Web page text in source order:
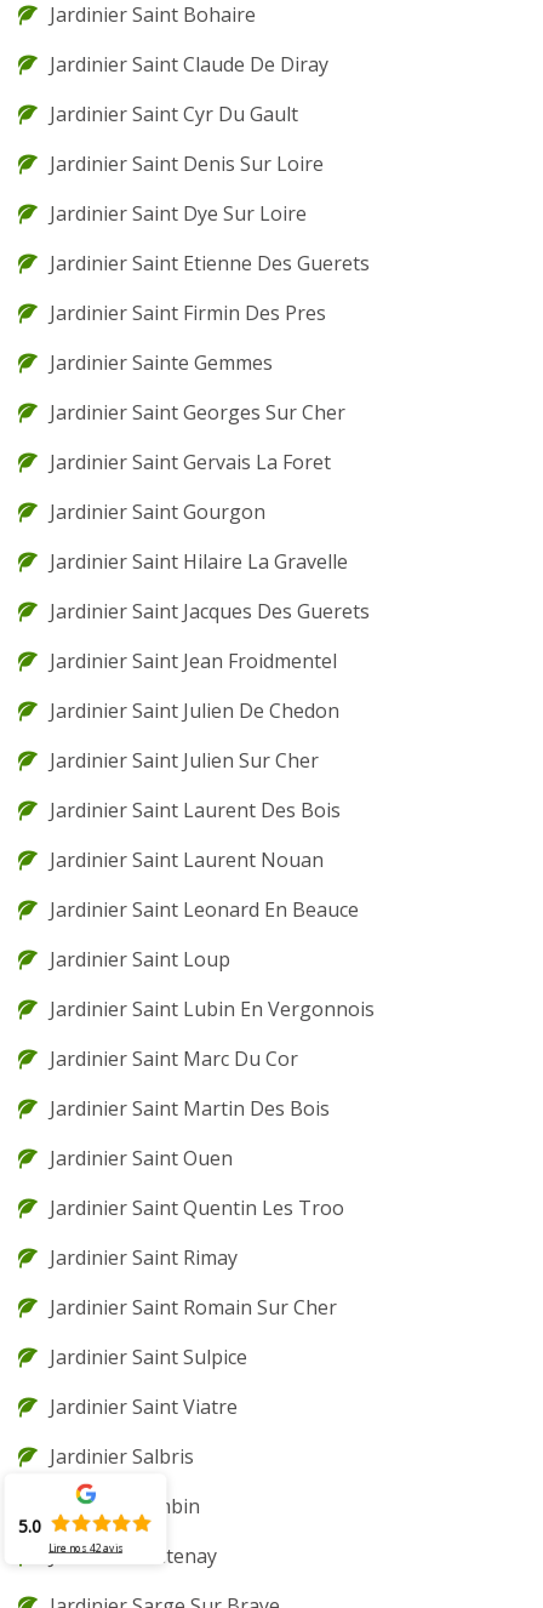
Jardinier Saint Bohaire
Jardinier Saint Claude De Diray
Jardinier Saint Cyr Du Gault
Jardinier Saint Denis Sur Loire
Jardinier Saint Dye Sur Loire
Jardinier Saint Etienne Des Guerets
Jardinier Saint Firmin Des Pres
Jardinier Sainte Gemmes
Jardinier Saint Georges Sur Cher
Jardinier Saint Gervais La Foret
Jardinier Saint Gourgon
Jardinier Saint Hilaire La Gravelle
Jardinier Saint Jacques Des Guerets
Jardinier Saint Jean Froidmentel
Jardinier Saint Julien De Chedon
Jardinier Saint Julien Sur Cher
Jardinier Saint Laurent Des Bois
Jardinier Saint Laurent Nouan
Jardinier Saint Leonard En Beauce
Jardinier Saint Loup
Jardinier Saint Lubin En Vergonnois
Jardinier Saint Marc Du Cor
Jardinier Saint Martin Des Bois
Jardinier Saint Ouen
Jardinier Saint Quentin Les Troo
Jardinier Saint Rimay
Jardinier Saint Romain Sur Cher
Jardinier Saint Sulpice
Jardinier Saint Viatre
Jardinier Salbris
Jardinier Sambin
Jardinier Santenay
5.0
Lire nos 42avis